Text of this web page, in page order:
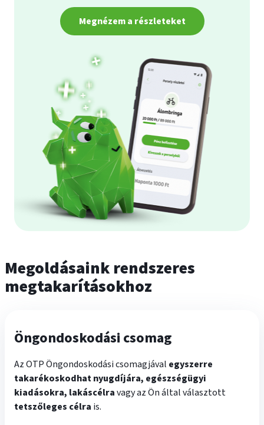
Megnézem a részleteket
Megoldásaink rendszeres
megtakarításokhoz
Öngondoskodási csomag
Az OTP Öngondoskodási csomagjával egyszerre
takarékoskodhat nyugdíjára, egészségügyi
kiadásokra, lakáscélravagy az Ön által választott
tetszőleges célra is.